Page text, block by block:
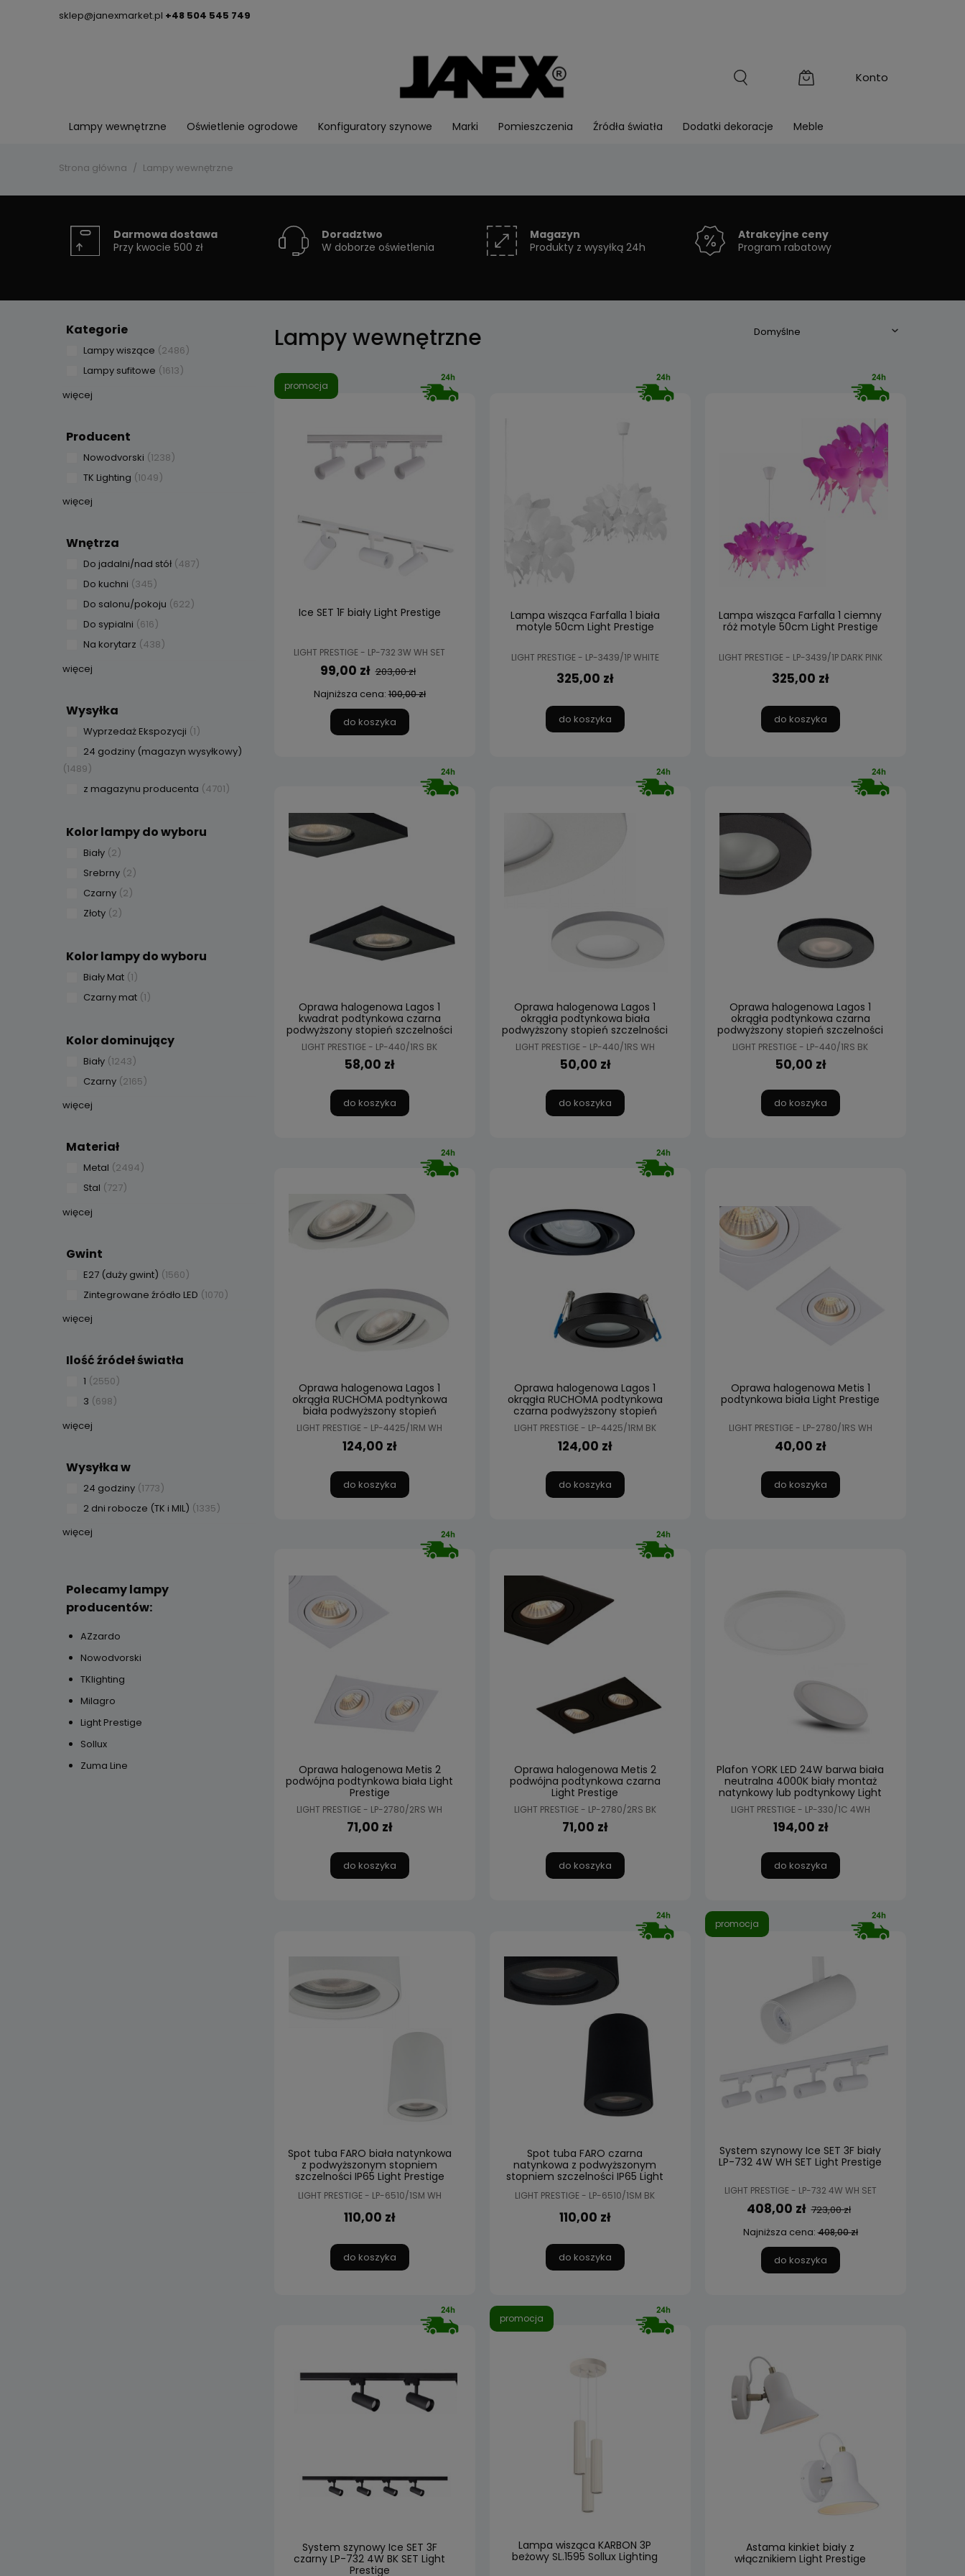
sklep@janexmarket.pl +48 504 545 749
Lampy wewnętrzne Oświetlenie ogrodowe Konfiguratory szynowe Marki Pomieszczenia Źródła światła Dodatki dekoracje Meble
Strona główna Lampy wewnętrzne
Darmowa dostawa
Przy kwocie 500 zł
Doradztwo
W doborze oświetlenia
Magazyn
Produkty z wysyłką 24h
Atrakcyjne ceny
Program rabatowy
Kategorie
Lampy wiszące (2486)
Lampy sufitowe (1613)
więcej
Producent
Nowodvorski (1238)
TK Lighting (1049)
więcej
Wnętrza
Do jadalni/nad stół (487)
Do kuchni (345)
Do salonu/pokoju (622)
Do sypialni (616)
Na korytarz (438)
więcej
Wysyłka
Wyprzedaż Ekspozycji (1)
24 godziny (magazyn wysyłkowy)
(1489)
z magazynu producenta (4701)
Kolor lampy do wyboru
Biały (2)
Srebrny (2)
Czarny (2)
Złoty (2)
Kolor lampy do wyboru
Biały Mat (1)
Czarny mat (1)
Kolor dominujący
Biały (1243)
Czarny (2165)
więcej
Materiał
Metal (2494)
Stal (727)
więcej
Gwint
E27 (duży gwint) (1560)
Zintegrowane źródło LED (1070)
więcej
Ilość źródeł światła
1 (2550)
3 (698)
więcej
Wysyłka w
24 godziny (1773)
2 dni robocze (TK i MIL) (1335)
więcej
Polecamy lampy
producentów:
AZzardo
Nowodvorski
TKlighting
Milagro
Light Prestige
Sollux
Zuma Line
Lampy wewnętrzne
Ice SET 1F biały Light Prestige
LIGHT PRESTIGE - LP-732 3W WH SET
99,00 zł 203,00 zł
Najniższa cena:100,00 zł
do koszyka
promocja
Lampa wisząca Farfalla 1 biała
motyle 50cm Light Prestige
LIGHT PRESTIGE - LP-3439/1P WHITE
325,00 zł
do koszyka
Lampa wisząca Farfalla 1 ciemny
róż motyle 50cm Light Prestige
LIGHT PRESTIGE - LP-3439/1P DARK PINK
325,00 zł
do koszyka
Oprawa halogenowa Lagos 1
kwadrat podtynkowa czarna
podwyższony stopień szczelności
IP65 Light Prestige
LIGHT PRESTIGE - LP-440/1RS BK
SQUARE
58,00 zł
do koszyka
Oprawa halogenowa Lagos 1
okrągła podtynkowa biała
podwyższony stopień szczelności
IP65 Light Prestige
LIGHT PRESTIGE - LP-440/1RS WH
50,00 zł
do koszyka
Oprawa halogenowa Lagos 1
okrągła podtynkowa czarna
podwyższony stopień szczelności
IP65 Light Prestige
LIGHT PRESTIGE - LP-440/1RS BK
50,00 zł
do koszyka
Oprawa halogenowa Lagos 1
okrągła RUCHOMA podtynkowa
biała podwyższony stopień
szczelności IP65 Light Prestige
LIGHT PRESTIGE - LP-4425/1RM WH
124,00 zł
do koszyka
Oprawa halogenowa Lagos 1
okrągła RUCHOMA podtynkowa
czarna podwyższony stopień
szczelności IP65 Light Prestige
LIGHT PRESTIGE - LP-4425/1RM BK
124,00 zł
do koszyka
Oprawa halogenowa Metis 1
podtynkowa biała Light Prestige
LIGHT PRESTIGE - LP-2780/1RS WH
40,00 zł
do koszyka
Oprawa halogenowa Metis 2
podwójna podtynkowa biała Light
Prestige
LIGHT PRESTIGE - LP-2780/2RS WH
71,00 zł
do koszyka
Oprawa halogenowa Metis 2
podwójna podtynkowa czarna
Light Prestige
LIGHT PRESTIGE - LP-2780/2RS BK
71,00 zł
do koszyka
Plafon YORK LED 24W barwa biała
neutralna 4000K biały montaż
natynkowy lub podtynkowy Light
Prestige
LIGHT PRESTIGE - LP-330/1C 4WH
194,00 zł
do koszyka
Spot tuba FARO biała natynkowa
z podwyższonym stopniem
szczelności IP65 Light Prestige
LIGHT PRESTIGE - LP-6510/1SM WH
110,00 zł
do koszyka
Spot tuba FARO czarna
natynkowa z podwyższonym
stopniem szczelności IP65 Light
LIGHT PRESTIGE - LP-6510/1SM BK
110,00 zł
do koszyka
System szynowy Ice SET 3F biały
LP-732 4W WH SET Light Prestige
LIGHT PRESTIGE - LP-732 4W WH SET
408,00 zł 723,00 zł
Najniższa cena:408,00 zł
do koszyka
promocja
System szynowy Ice SET 3F
czarny LP-732 4W BK SET Light
Prestige
Lampa wisząca KARBON 3P
beżowy SL.1595 Sollux Lighting
promocja
Astama kinkiet biały z
włącznikiem Light Prestige